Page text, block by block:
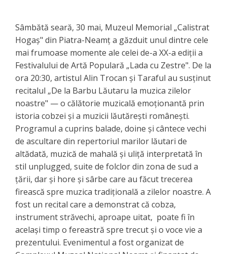
Sâmbătă seară, 30 mai, Muzeul Memorial „Calistrat
Hogaș" din Piatra-Neamț a găzduit unul dintre cele
mai frumoase momente ale celei de-a XX-a ediții a
Festivalului de Artă Populară „Lada cu Zestre". De la
ora 20:30, artistul Alin Trocan și Taraful au susținut
recitalul „De la Barbu Lăutaru la muzica zilelor
noastre" — o călătorie muzicală emoționantă prin
istoria cobzei și a muzicii lăutărești românești.
Programul a cuprins balade, doine și cântece vechi
de ascultare din repertoriul marilor lăutari de
altădată, muzică de mahală și uliță interpretată în
stil unplugged, suite de folclor din zona de sud a
țării, dar și hore și sârbe care au făcut trecerea
firească spre muzica tradițională a zilelor noastre. A
fost un recital care a demonstrat că cobza,
instrument străvechi, aproape uitat, poate fi în
același timp o fereastră spre trecut și o voce vie a
prezentului. Evenimentul a fost organizat de